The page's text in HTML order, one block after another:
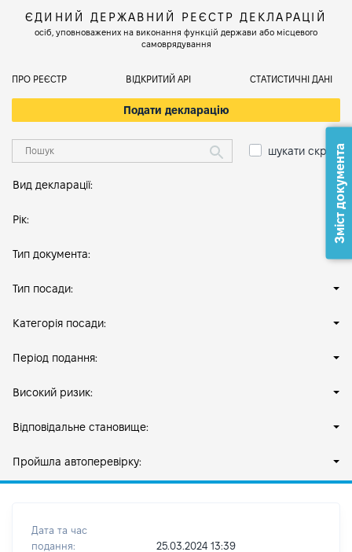
ЄДИНИЙ ДЕРЖАВНИЙ РЕЄСТР ДЕКЛАРАЦІЙ
осіб, уповноважених на виконання функцій держави або місцевого
самоврядування
ПРО РЕЄСТР ВІДКРИТИЙ АРІ СТАТИСТИЧНІ ДАНІ
Подати декларацію
шукати скрізь
Вид декларації:
Рік:
Тип документа:
Тип посади:
Категорія посади:
Період подання:
Високий ризик:
Відповідальне становище:
Пройшла автоперевірку:
Дата та час
подання:
25.03.2024 13:39
Зміст документа